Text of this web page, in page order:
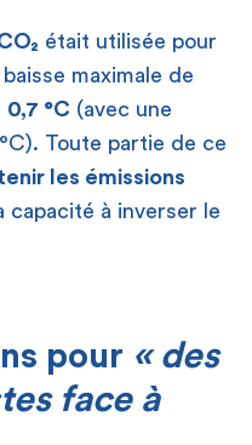
était utilisée pour
baisse maximale de
0,7 °C (avec une
Toute partie de ce
les émissions
capacité à inverser le
pour « des
face à